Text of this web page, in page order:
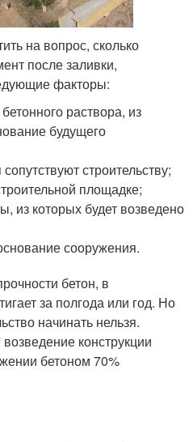
на вопрос, сколько
после заливки,
факторы:
раствора, из
будущего
строительству;
площадке;
из которых будет возведено
сооружения.
бетон, в
за полгода или год. Но
начинать нельзя.
конструкции
бетоном 70%